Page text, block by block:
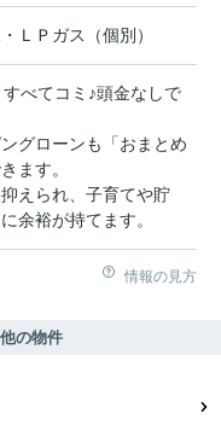
ＬＰガス（個別）
すべてコミ♪頭金なしで
グローンも「おまとめ
ます。
えられ、子育てや貯
余裕が持てます。
情報の見方
の物件